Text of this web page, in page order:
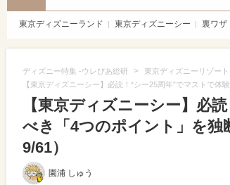
東京ディズニーランド 東京ディズニーシー 裏ワザ
ディズニー特集 -ウレぴあ総研 > 東京ディズニーリゾート
【東京ディズニーシー】必読！“シー25周年”でマストで体
【東京ディズニーシー】必
べき「4つのポイント」を独
9/61）
園浦 しゅう